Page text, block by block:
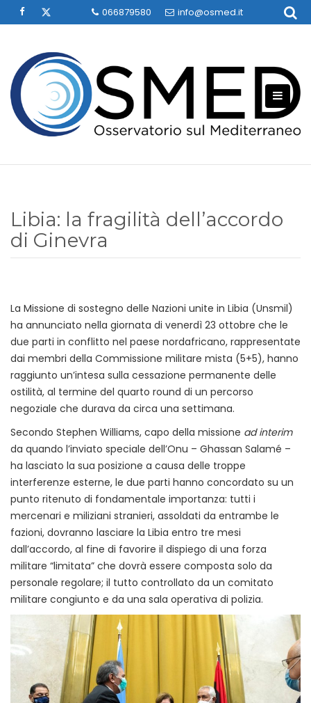
to
066879580 info@osmed.it
Libia: la fragilità dell’accordo
di Ginevra
La Missione di sostegno delle Nazioni unite in Libia (Unsmil)
ha annunciato nella giornata di venerdì 23 ottobre che le
due parti in conflitto nel paese nordafricano, rappresentate
dai membri della Commissione militare mista (5+5), hanno
raggiunto un’intesa sulla cessazione permanente delle
ostilità, al termine del quarto round di un percorso
negoziale che durava da circa una settimana.
Secondo Stephen Williams, capo della missione ad interim
da quando l’inviato speciale dell’Onu – Ghassan Salamé –
ha lasciato la sua posizione a causa delle troppe
interferenze esterne, le due parti hanno concordato su un
punto ritenuto di fondamentale importanza: tutti i
mercenari e miliziani stranieri, assoldati da entrambe le
fazioni, dovranno lasciare la Libia entro tre mesi
dall’accordo, al fine di favorire il dispiego di una forza
militare “limitata” che dovrà essere composta solo da
personale regolare; il tutto controllato da un comitato
militare congiunto e da una sala operativa di polizia.